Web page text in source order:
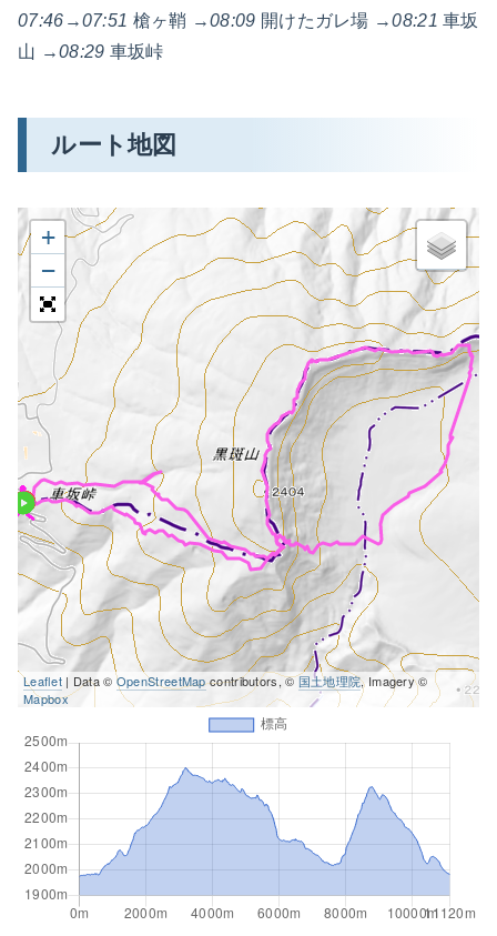
07:46 →07:51 槍ヶ鞘 →08:09 開けたガレ場 →08:21 車坂
山 →08:29 車坂峠
ルート地図
+
−
Leaflet| Data ©OpenStreetMapcontributors, ©国土地理院, Imagery ©
Mapbox